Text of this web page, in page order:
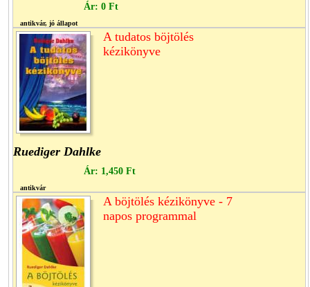
Ár: 0 Ft
antikvár, jó állapot
A tudatos böjtölés
kézikönyve
Ruediger Dahlke
Ár: 1,450 Ft
antikvár
A böjtölés kézikönyve - 7
napos programmal